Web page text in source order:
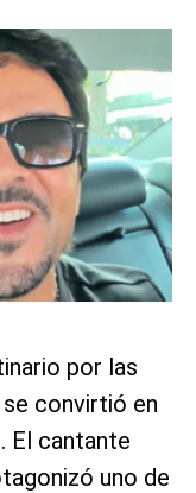
por las
convirtió en
El cantante
uno de